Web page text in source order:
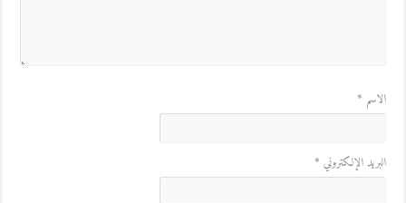
الاسم *
البريد الإلكتروني *